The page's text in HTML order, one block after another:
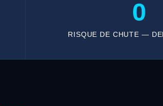
0
RISQUE DE CHUTE —